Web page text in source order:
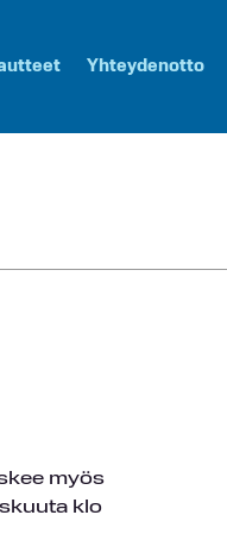
Yhteydenotto
myös
klo